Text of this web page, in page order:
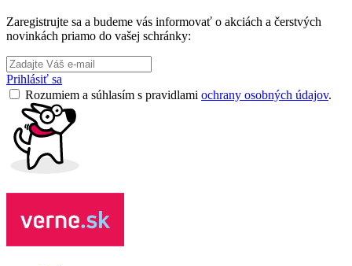
Zaregistrujte sa a budeme vás informovať o akciách a čerstvých
novinkách priamo do vašej schránky:
Prihlásiť sa
Rozumiem a súhlasím s pravidlami ochrany osobných údajov.